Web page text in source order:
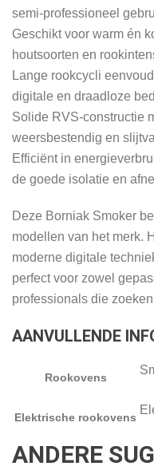
semi-professioneel
Geschikt voor warm én
houtsoorten en
Lange rookcycli
digitale en draadloze
Solide RVS-constructie
weersbestendig en
Efficiënt in
de goede isolatie en
Deze Borniak Smoker
modellen van het merk.
moderne digitale
perfect voor zowel
professionals die
AANVULLENDE
Rookovens
Elektrische rookovens
ANDERE